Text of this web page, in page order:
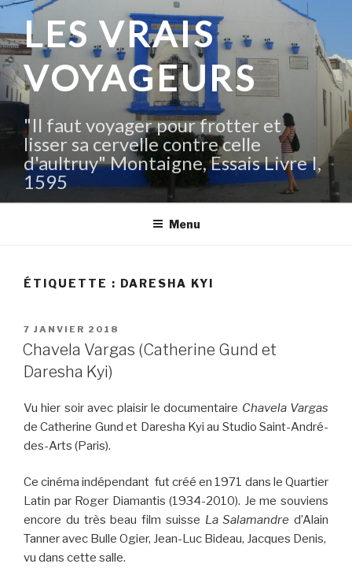
Aller
contenu
principal
LES VRAIS
VOYAGEURS
"Il faut voyager pour frotter et
lisser sa cervelle contre celle
d'aultruy" Montaigne, Essais Livre I,
1595
Menu
ÉTIQUETTE : DARESHA KYI
PUBLIÉ
LE
7 JANVIER 2018
Chavela Vargas (Catherine Gund et
Daresha Kyi)
Vu hier soir avec plaisir le documentaire Chavela Vargas
de Catherine Gund et Daresha Kyi au Studio Saint-André-
des-Arts (Paris).
Ce cinéma indépendant fut créé en 1971 dans le Quartier
Latin par Roger Diamantis (1934-2010). Je me souviens
encore du très beau film suisse La Salamandre d’Alain
Tanner avec Bulle Ogier, Jean-Luc Bideau, Jacques Denis,
vu dans cette salle.